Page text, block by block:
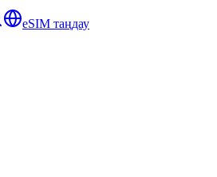
eSIM таңдау